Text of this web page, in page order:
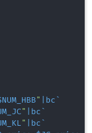
" bc`
" bc`
" bc`